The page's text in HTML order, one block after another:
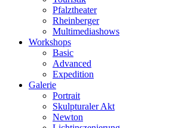
Pfalztheater
Rheinberger
Multimediashows
Workshops
Basic
Advanced
Expedition
Galerie
Portrait
Skulpturaler Akt
Newton